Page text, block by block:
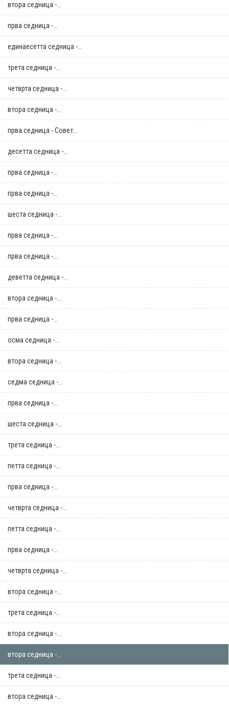
втора седница -...
прва седница -...
единаесетта седница -...
трета седница -...
четврта седница -...
втора седница -...
прва седница - Совет...
десетта седница -...
прва седница -...
прва седница -...
шеста седница -...
прва седница -...
прва седница -...
деветта седница -...
втора седница -...
прва седница -...
осма седница -...
втора седница -...
седма седница -...
прва седница -...
шеста седница -...
трета седница -...
петта седница -...
прва седница -...
четврта седница -...
петта седница -...
прва седница -...
четврта седница -...
втора седница -...
трета седница -...
втора седница -...
втора седница -...
трета седница -...
втора седница -...